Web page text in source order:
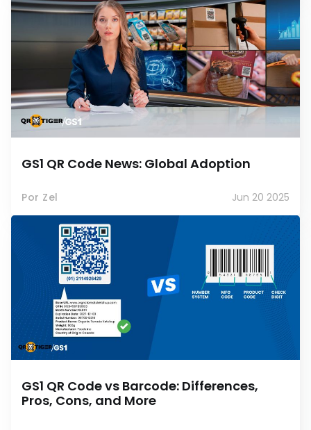
GS1 QR Code News: Global Adoption
Por Zel Jun 20 2025
GS1 QR Code vs Barcode: Differences,
Pros, Cons, and More